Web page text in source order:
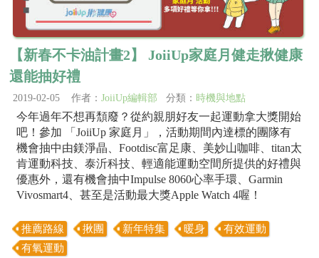
【新春不卡油計畫2】 JoiiUp家庭月健走揪健康
還能抽好禮
2019-02-05 作者： JoiiUp編輯部 分類： 時機與地點
今年過年不想再頹廢？從約親朋好友一起運動拿大獎開始
吧！參加 「JoiiUp 家庭月」，活動期間內達標的團隊有
機會抽中由鎂淨晶、Footdisc富足康、美妙山咖啡、titan太
肯運動科技、泰沂科技、輕適能運動空間所提供的好禮與
優惠外，還有機會抽中Impulse 8060心率手環、Garmin
Vivosmart4、甚至是活動最大獎Apple Watch 4喔！
推薦路線 揪團 新年特集 暖身
有效運動
有氧運動